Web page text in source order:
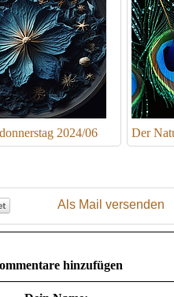
2024/06 Der
Als Mail versenden
hinzufügen